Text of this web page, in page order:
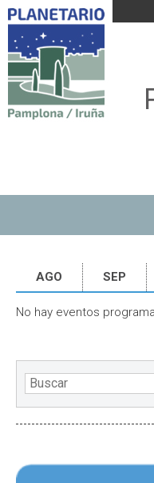
AGO SEP
No hay eventos